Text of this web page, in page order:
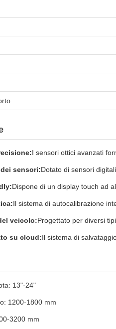
I sensori ottici avanzati
sensori:Dotato di sensori
Dispone di un display touch ad
Il sistema di autocalibrazione
veicolo:Progettato per diversi
su cloud:Il sistema di
13"-24"
1200-1800 mm
3200 mm